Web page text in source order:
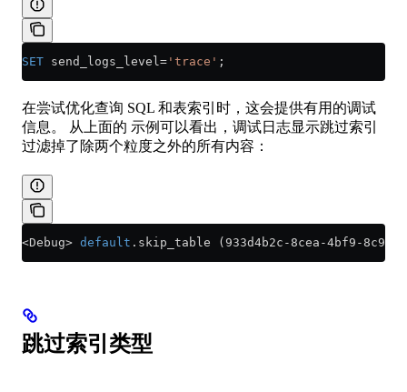
SET send_logs_level = 'trace' ;
在尝试优化查询 SQL 和表索引时，这会提供有用的调试
信息。 从上面的 示例可以看出，调试日志显示跳过索引
过滤掉了除两个粒度之外的所有内容：
<Debug> default .skip_table (933d4b2c -8cea -4bf9 -8c93
跳过索引类型